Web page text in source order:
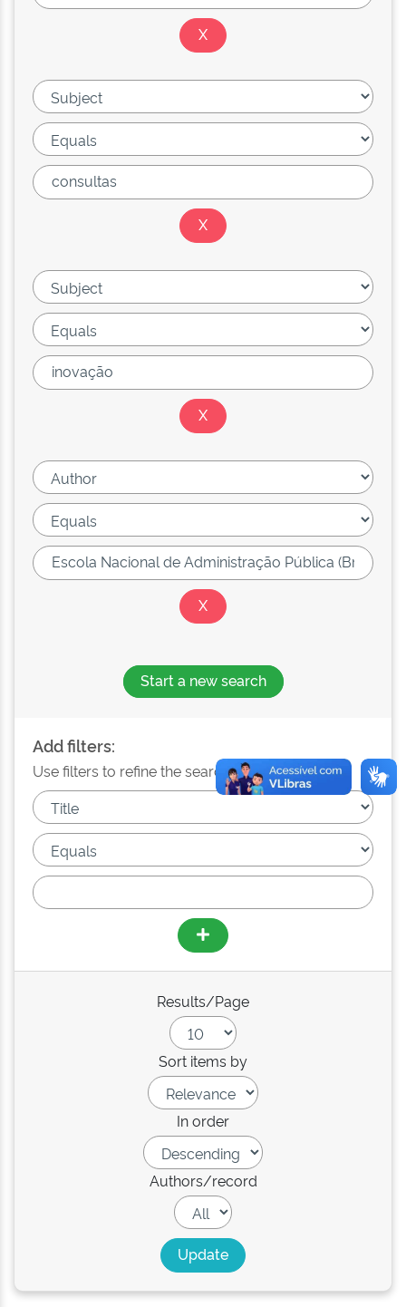
Start a new search
Add filters:
Use filters to refine the search results.
Results/Page
Sort items by
In order
Authors/record